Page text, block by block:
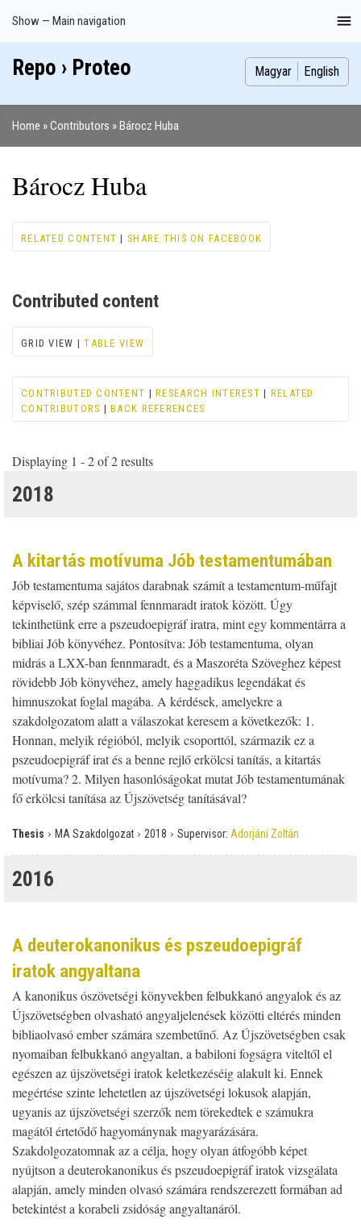
Main
navigation
Show — Main navigation
Index
Publications
Theses
Images
Contributors
Repo › Proteo Magyar English
Home Contributors Bárocz Huba
Bárocz Huba
RELATED CONTENT | SHARE THIS ON FACEBOOK
Contributed content
GRID VIEW |TABLE VIEW
CONTRIBUTED CONTENT |RESEARCH INTEREST | RELATED
CONTRIBUTORS |BACK REFERENCES
Displaying 1 - 2 of 2 results
2018
A kitartás motívuma Jób testamentumában
Jób testamentuma sajátos darabnak számít a testamentum-műfajt
képviselő, szép számmal fennmaradt iratok között. Úgy
tekinthetünk erre a pszeudoepigráf iratra, mint egy kommentárra a
bibliai Jób könyvéhez. Pontosítva: Jób testamentuma, olyan
midrás a LXX-ban fennmaradt, és a Maszoréta Szöveghez képest
rövidebb Jób könyvéhez, amely haggadikus legendákat és
himnuszokat foglal magába. A kérdések, amelyekre a
szakdolgozatom alatt a válaszokat keresem a következők: 1.
Honnan, melyik régióból, melyik csoporttól, származik ez a
pszeudoepigráf irat és a benne rejlő erkölcsi tanítás, a kitartás
motívuma? 2. Milyen hasonlóságokat mutat Jób testamentumának
fő erkölcsi tanítása az Újszövetség tanításával?
Thesis › MA Szakdolgozat › 2018 › Supervisor: Adorjáni Zoltán
2016
A deuterokanonikus és pszeudoepigráf
iratok angyaltana
A kanonikus ószövetségi könyvekben felbukkanó angyalok és az
Újszövetségben olvasható angyaljelenések közötti eltérés minden
bibliaolvasó ember számára szembetűnő. Az Újszövetségben csak
nyomaiban felbukkanó angyaltan, a babiloni fogságra viteltől el
egészen az újszövetségi iratok keletkezéséig alakult ki. Ennek
megértése szinte lehetetlen az újszövetségi lokusok alapján,
ugyanis az újszövetségi szerzők nem törekedtek e számukra
magától értetődő hagyománynak magyarázására.
Szakdolgozatomnak az a célja, hogy olyan átfogóbb képet
nyújtson a deuterokanonikus és pszeudoepigráf iratok vizsgálata
alapján, amely minden olvasó számára rendszerezett formában ad
betekintést a korabeli zsidóság angyaltanáról.